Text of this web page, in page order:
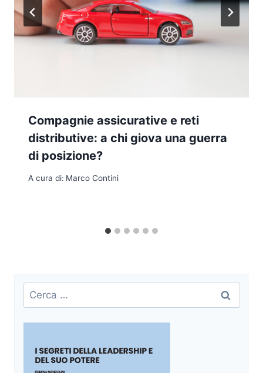
Compagnie assicurative e reti
distributive: a chi giova una guerra
di posizione?
A cura di: Marco Contini
Ricerca
per: